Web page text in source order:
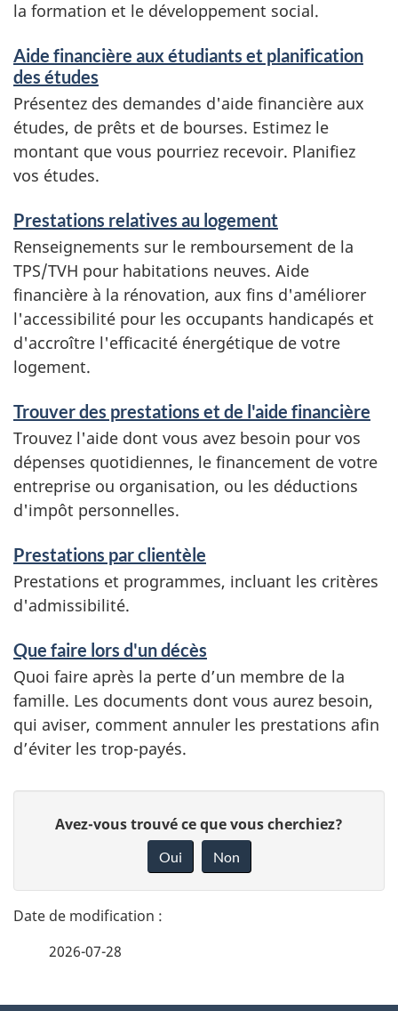
la formation et le développement social.
Aide financière aux étudiants et planification
des études
Présentez des demandes d'aide financière aux
études, de prêts et de bourses. Estimez le
montant que vous pourriez recevoir. Planifiez
vos études.
Prestations relatives au logement
Renseignements sur le remboursement de la
TPS/TVH pour habitations neuves. Aide
financière à la rénovation, aux fins d'améliorer
l'accessibilité pour les occupants handicapés et
d'accroître l'efficacité énergétique de votre
logement.
Trouver des prestations et de l'aide financière
Trouvez l'aide dont vous avez besoin pour vos
dépenses quotidiennes, le financement de votre
entreprise ou organisation, ou les déductions
d'impôt personnelles.
Prestations par clientèle
Prestations et programmes, incluant les critères
d'admissibilité.
Que faire lors d'un décès
Quoi faire après la perte d’un membre de la
famille. Les documents dont vous aurez besoin,
qui aviser, comment annuler les prestations afin
d’éviter les trop-payés.
i
l
n
Avez-vous trouvé ce que vous cherchiez?
Oui Non
2026-07-28